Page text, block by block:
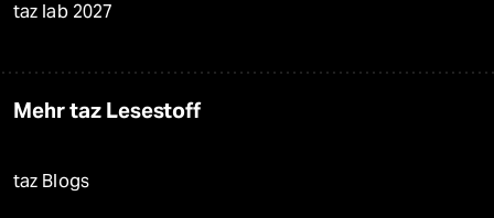
taz lab 2027
Mehr taz Lesestoff
taz Blogs